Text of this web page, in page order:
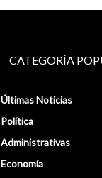
CATEGORÍA
Últimas Noticias
Política
Administrativas
Economía